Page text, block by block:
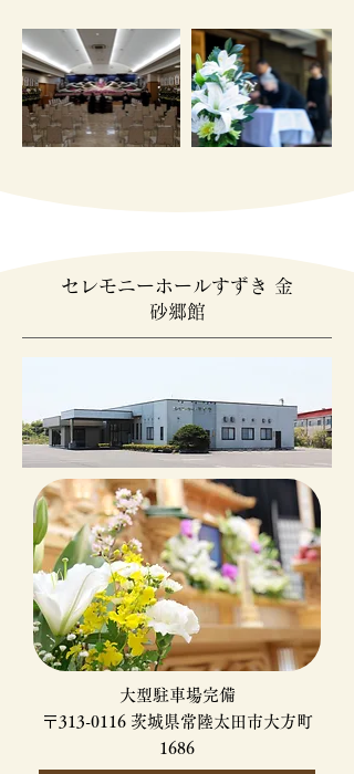
セレモニーホールすずき 金
砂郷館
大型駐車場完備
〒313-0116 茨城県常陸太田市大方町
1686